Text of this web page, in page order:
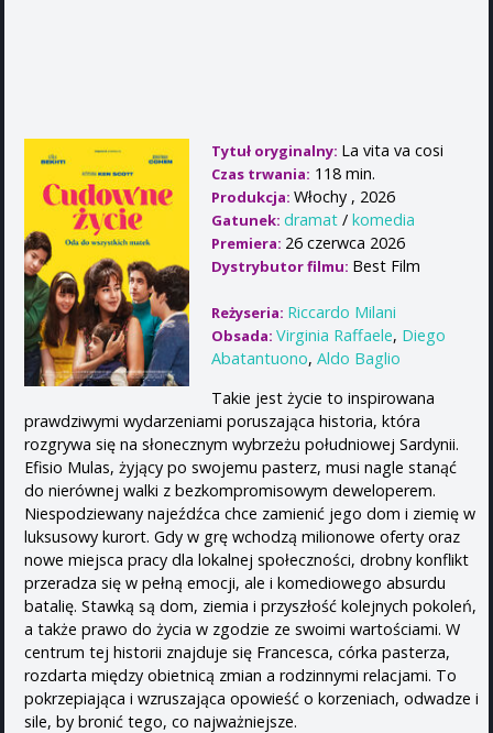
Tytuł oryginalny: La vita va cosi
Czas trwania: 118 min.
Produkcja: Włochy , 2026
Gatunek: dramat / komedia
Premiera: 26 czerwca 2026
Dystrybutor filmu: Best Film
Reżyseria: Riccardo Milani
Obsada: Virginia Raffaele, Diego
Abatantuono, Aldo Baglio
Takie jest życie to inspirowana
prawdziwymi wydarzeniami poruszająca historia, która
rozgrywa się na słonecznym wybrzeżu południowej Sardynii.
Efisio Mulas, żyjący po swojemu pasterz, musi nagle stanąć
do nierównej walki z bezkompromisowym deweloperem.
Niespodziewany najeźdźca chce zamienić jego dom i ziemię w
luksusowy kurort. Gdy w grę wchodzą milionowe oferty oraz
nowe miejsca pracy dla lokalnej społeczności, drobny konflikt
przeradza się w pełną emocji, ale i komediowego absurdu
batalię. Stawką są dom, ziemia i przyszłość kolejnych pokoleń,
a także prawo do życia w zgodzie ze swoimi wartościami. W
centrum tej historii znajduje się Francesca, córka pasterza,
rozdarta między obietnicą zmian a rodzinnymi relacjami. To
pokrzepiająca i wzruszająca opowieść o korzeniach, odwadze i
sile, by bronić tego, co najważniejsze.